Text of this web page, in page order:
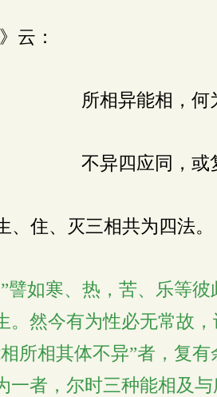
云：
所相异能相，何
不异四应同，或
住、灭三相共为四法。
譬如寒、热，苦、乐等
。然今有为性必无常故
所相其体不异”者，复
一者，尔时三种能相及